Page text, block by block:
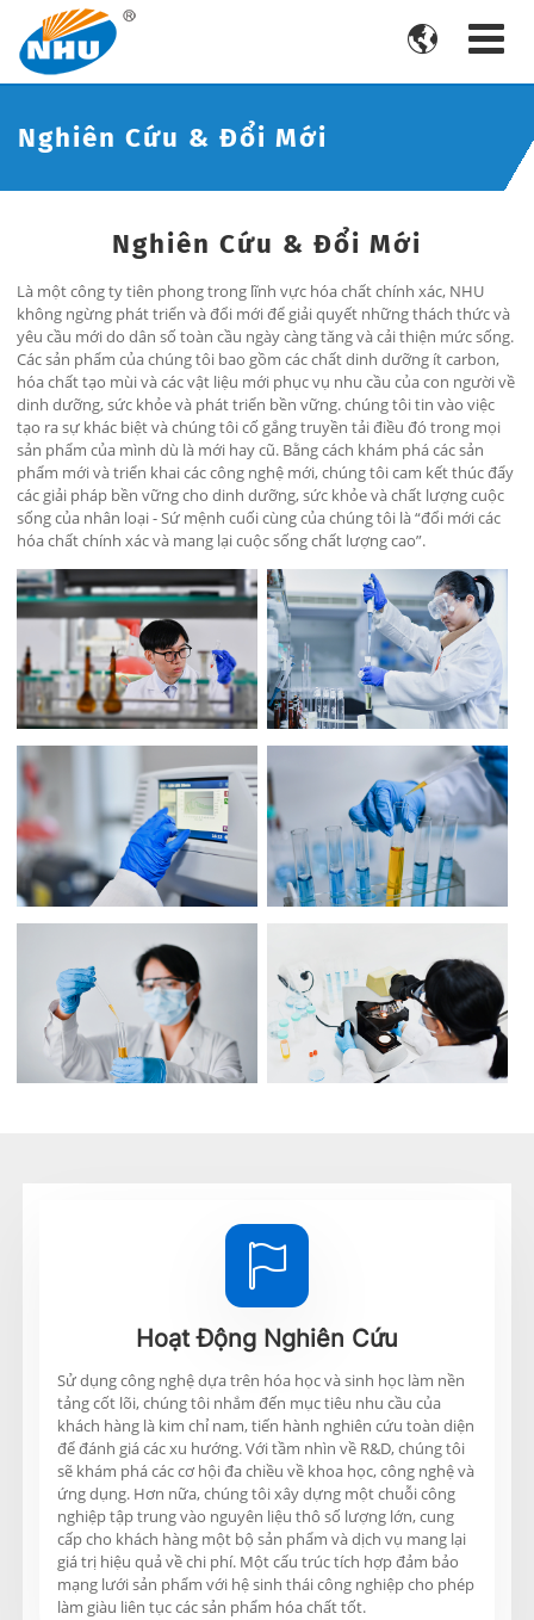

Nghiên Cứu & Đổi Mới
Nghiên Cứu & Đổi Mới
Là một công ty tiên phong trong lĩnh vực hóa chất chính xác, NHU
không ngừng phát triển và đổi mới để giải quyết những thách thức và
yêu cầu mới do dân số toàn cầu ngày càng tăng và cải thiện mức sống.
Các sản phẩm của chúng tôi bao gồm các chất dinh dưỡng ít carbon,
hóa chất tạo mùi và các vật liệu mới phục vụ nhu cầu của con người về
dinh dưỡng, sức khỏe và phát triển bền vững. chúng tôi tin vào việc
tạo ra sự khác biệt và chúng tôi cố gắng truyền tải điều đó trong mọi
sản phẩm của mình dù là mới hay cũ. Bằng cách khám phá các sản
phẩm mới và triển khai các công nghệ mới, chúng tôi cam kết thúc đẩy
các giải pháp bền vững cho dinh dưỡng, sức khỏe và chất lượng cuộc
sống của nhân loại - Sứ mệnh cuối cùng của chúng tôi là “đổi mới các
hóa chất chính xác và mang lại cuộc sống chất lượng cao”.

Hoạt Động Nghiên Cứu
Sử dụng công nghệ dựa trên hóa học và sinh học làm nền
tảng cốt lõi, chúng tôi nhắm đến mục tiêu nhu cầu của
khách hàng là kim chỉ nam, tiến hành nghiên cứu toàn diện
để đánh giá các xu hướng. Với tầm nhìn về R&D, chúng tôi
sẽ khám phá các cơ hội đa chiều về khoa học, công nghệ và
ứng dụng. Hơn nữa, chúng tôi xây dựng một chuỗi công
nghiệp tập trung vào nguyên liệu thô số lượng lớn, cung
cấp cho khách hàng một bộ sản phẩm và dịch vụ mang lại
giá trị hiệu quả về chi phí. Một cấu trúc tích hợp đảm bảo
mạng lưới sản phẩm với hệ sinh thái công nghiệp cho phép
làm giàu liên tục các sản phẩm hóa chất tốt.